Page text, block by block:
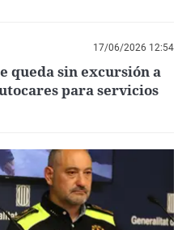
17/06/2026 12:54
queda sin excursión a
para servicios